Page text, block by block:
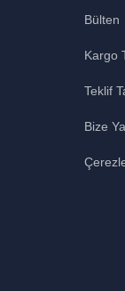
Bülten
Kargo
Teklif
Bize